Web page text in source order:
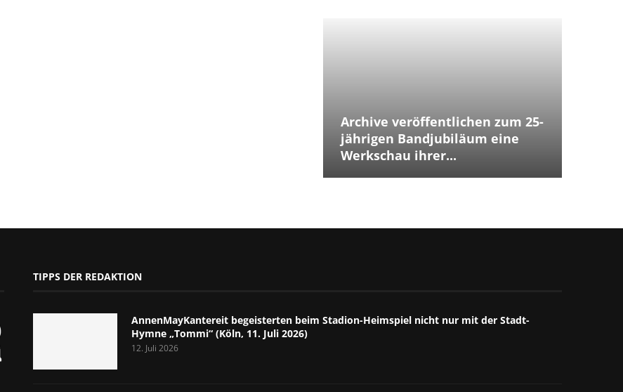
Archive veröffentlichen zum 25-
jährigen Bandjubiläum eine
Werkschau ihrer...
TIPPS DER REDAKTION
AnnenMayKantereit begeisterten beim Stadion-Heimspiel nicht nur mit der Stadt-
Hymne „Tommi“ (Köln, 11. Juli 2026)
12. Juli 2026